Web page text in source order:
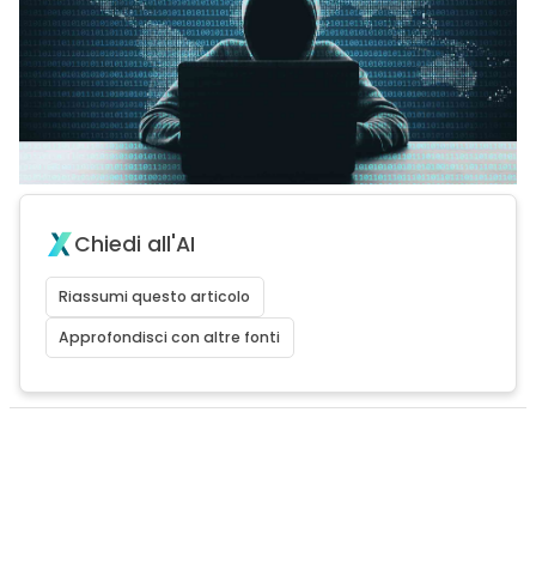
Chiedi all'AI
Riassumi questo articolo
Approfondisci con altre fonti